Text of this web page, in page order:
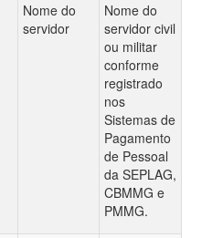
Nome do
servidor
Nome do
servidor civil
ou militar
conforme
registrado
nos
Sistemas de
Pagamento
de Pessoal
da SEPLAG,
CBMMG e
PMMG.